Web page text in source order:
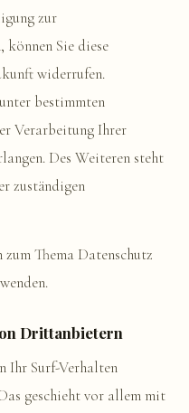
zur
Sie diese
widerrufen.
bestimmten
Verarbeitung Ihrer
Des Weiteren steht
zuständigen
Thema Datenschutz
Drittanbietern
Ihr Surf-Verhalten
geschieht vor allem mit